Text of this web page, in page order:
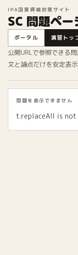
IPA国家資格対策サイト
SC 問題ペー
ポータル 演習トッ
公開URLで参照できる
文と論点だけを安定表示
問題を表示できません
t.replaceAll is